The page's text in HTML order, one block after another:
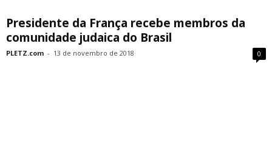
Presidente da França recebe membros da
comunidade judaica do Brasil
PLETZ.com - 13 de novembro de 2018 0